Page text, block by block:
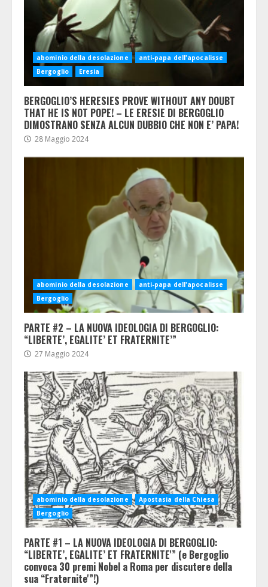
abominio della desolazione
anti-papa dell'apocalisse
Bergoglio
Eresia
BERGOGLIO’S HERESIES PROVE WITHOUT ANY DOUBT
THAT HE IS NOT POPE! – LE ERESIE DI BERGOGLIO
DIMOSTRANO SENZA ALCUN DUBBIO CHE NON E’ PAPA!
28 Maggio 2024
abominio della desolazione
anti-papa dell'apocalisse
Bergoglio
PARTE #2 – LA NUOVA IDEOLOGIA DI BERGOGLIO:
“LIBERTE’, EGALITE’ ET FRATERNITE’”
27 Maggio 2024
abominio della desolazione
Apostasia della Chiesa
Bergoglio
PARTE #1 – LA NUOVA IDEOLOGIA DI BERGOGLIO:
“LIBERTE’, EGALITE’ ET FRATERNITE'” (e Bergoglio
convoca 30 premi Nobel a Roma per discutere della
sua “Fraternite'”!)